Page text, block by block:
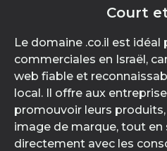
Court
Le domaine .co.il est idéal
commerciales en Israël,
web fiable et
local. Il offre aux
promouvoir leurs
image de marque, tout en
directement avec les